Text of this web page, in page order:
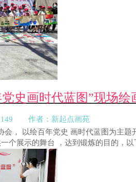
史画时代蓝图”现场绘
作者：新起点画苑
会， 以绘百年党史 画时代蓝图为主
个展示的舞台 ，达到锻炼的目的，